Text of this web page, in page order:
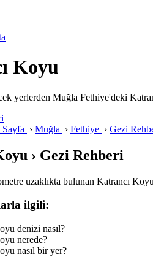
Koyu
yerlerden Muğla Fethiye'deki
› Muğla › Fethiye › Gezi
› Gezi Rehberi
uzaklıkta bulunan Katrancı
ilgili:
denizi nasıl?
nerede?
nasıl bir yer?